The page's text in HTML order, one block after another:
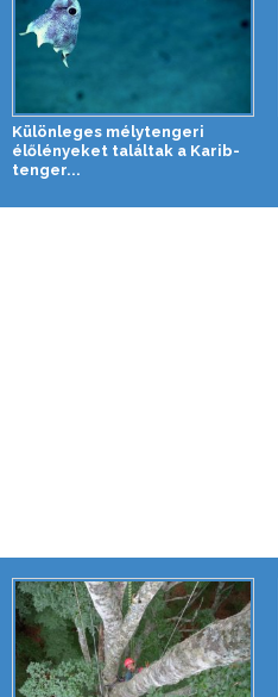
Különleges mélytengeri
élőlényeket találtak a Karib-
tenger...